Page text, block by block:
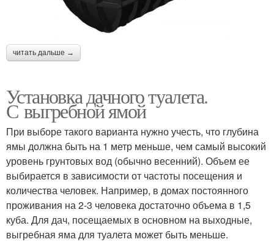
читать дальше →
Установка дачного туалета.
С выгребной ямой
При выборе такого варианта нужно учесть, что глубина
ямы должна быть на 1 метр меньше, чем самый высокий
уровень грунтовых вод (обычно весенний). Объем ее
выбирается в зависимости от частоты посещения и
количества человек. Например, в домах постоянного
проживания на 2-3 человека достаточно объема в 1,5
куба. Для дач, посещаемых в основном на выходные,
выгребная яма для туалета может быть меньше.